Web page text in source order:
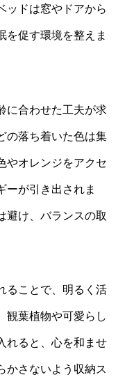
ッドは窓やドアから
を促す環境を整えま
に合わせた工夫が求
の落ち着いた色は集
やオレンジをアクセ
ーが引き出されま
避け、バランスの取
ることで、明るく活
観葉植物や可愛らし
れると、心を和ませ
かさないよう収納ス